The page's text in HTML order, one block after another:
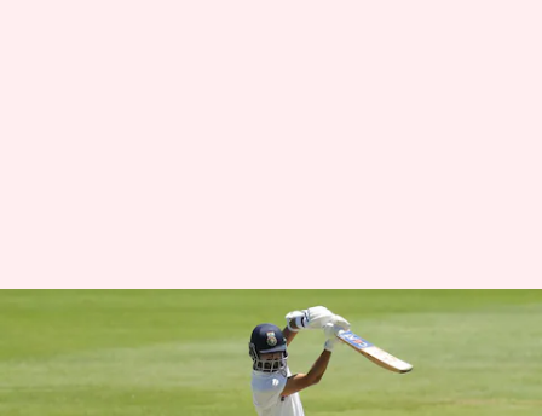
रणजी ट्रॉफी 2024-25: अजिंक्य रहाणे
ने प्रथम श्रेणी में अपने 14,000 रन पूरे
किए, जानिए आंकड़े